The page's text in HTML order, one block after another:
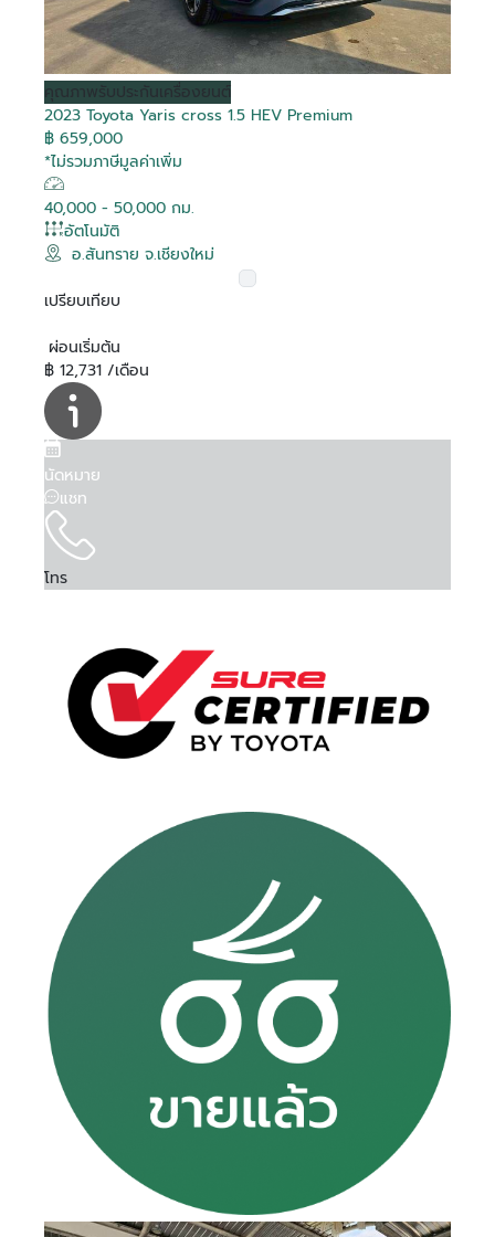
คุณภาพรับประกันเครื่องยนต์
2023 Toyota Yaris cross 1.5 HEV Premium
฿ 659,000
*ไม่รวมภาษีมูลค่าเพิ่ม
40,000 - 50,000 กม.
อัตโนมัติ
อ.สันทราย จ.เชียงใหม่
เปรียบเทียบ
ผ่อนเริ่มต้น
฿ 12,731 /เดือน
นัดหมาย
แชท
โทร